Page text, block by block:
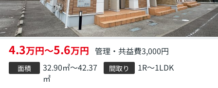
4.3万円～5.6万円 管理・共益費3,000円
面積
32.90㎡～42.37
㎡
間取り 1R～1LDK